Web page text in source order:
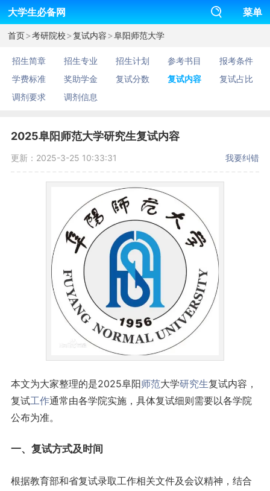
大学生必备网 菜单
首页>考研院校>复试内容>阜阳师范大学
招生简章 招生专业 招生计划 参考书目
报考条件
学费标准
奖助学金 复试分数 复试内容
复试占比
调剂要求
调剂信息
2025阜阳师范大学研究生复试内容
更新：2025-3-25 10:33:31 我要纠错
本文为大家整理的是2025阜阳师范大学研究生复试内容，
复试工作通常由各学院实施，具体复试细则需要以各学院
公布为准。
一、复试方式及时间
根据教育部和省复试录取工作相关文件及会议精神，结合